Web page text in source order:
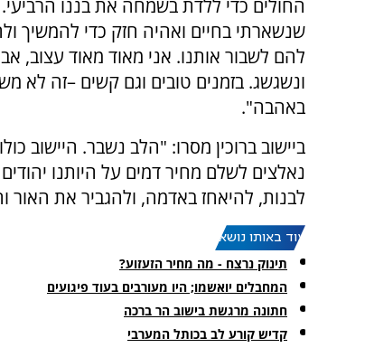
החולים כדי ללדת בשמחה את בננו
שנשארתי בחיים ואהיה חזק כדי להמשיך
להם לשבור אותנו. אני מאוד מאוד עצוב,
ונשגשג. בזמנים טובים וגם קשים –זה לא
באהבה".
ביישוב ברוכין מסרו: "הלב נשבר. היישוב
נאלצים לשלם מחיר דמים על היותנו
לבנות, להיאחז באדמה, ולהגביר את האור
עוד באותו נושא:
תינוק נרצח - מה מחיר הזעזוע?
המחבלים יואשמו; היו מעורבים בעוד פיגועים
חתונה מרגשת בישוב הר ברכה
קדיש קורע לב בכותל המערבי